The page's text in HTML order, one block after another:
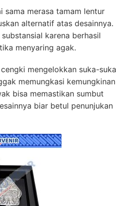
sama merasa tamam lentur
alternatif atas desainnya.
karena berhasil
menyaring agak.
mengelokkan suka-suka
memungkasi kemungkinan
bisa memastikan sumbut
biar betul penunjukan